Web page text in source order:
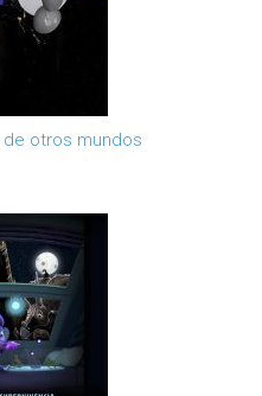
de otros mundos